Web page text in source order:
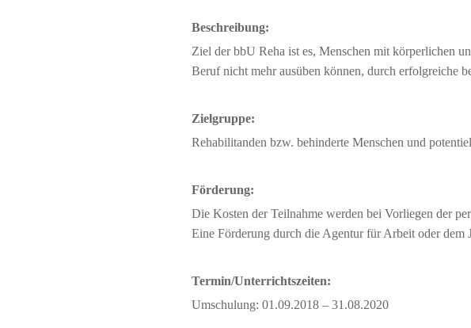
Beschreibung:
Ziel der bbU Reha ist es, Menschen mit körperlichen
Beruf nicht mehr ausüben können, durch erfolgreiche
Zielgruppe:
Rehabilitanden bzw. behinderte Menschen und
Förderung:
Die Kosten der Teilnahme werden bei Vorliegen der
Eine Förderung durch die Agentur für Arbeit oder dem
Termin/Unterrichtszeiten:
Umschulung: 01.09.2018 – 31.08.2020